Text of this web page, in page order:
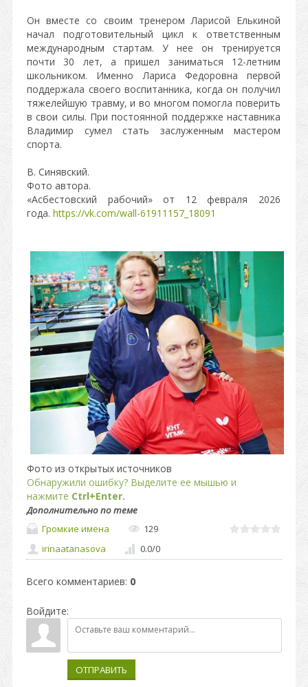
Он вместе со своим тренером Ларисой Елькиной
начал подготовительный цикл к ответственным
международным стартам. У нее он тренируется
почти 30 лет, а пришел заниматься 12-летним
школьником. Именно Лариса Федоровна первой
поддержала своего воспитанника, когда он получил
тяжелейшую травму, и во многом помогла поверить
в свои силы. При постоянной поддержке наставника
Владимир сумел стать заслуженным мастером
спорта.
В. Синявский.
Фото автора.
«Асбестовский рабочий» от 12 февраля 2026
года. https://vk.com/wall-61911157_18091
Фото из открытых источников
Обнаружили ошибку? Выделите ее мышью и
нажмите Ctrl+Enter.
Дополнительно по теме
Громкие имена
129
irinaatanasova
0.0/0
Всего комментариев: 0
Войдите:
ОТПРАВИТЬ